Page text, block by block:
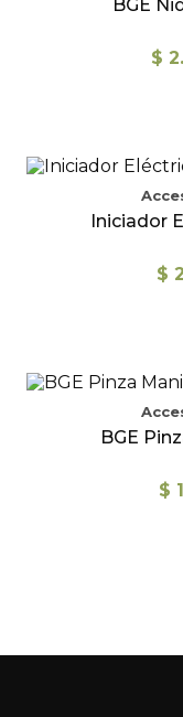
página
de
BGE
$
Iniciador
$
BGE
$